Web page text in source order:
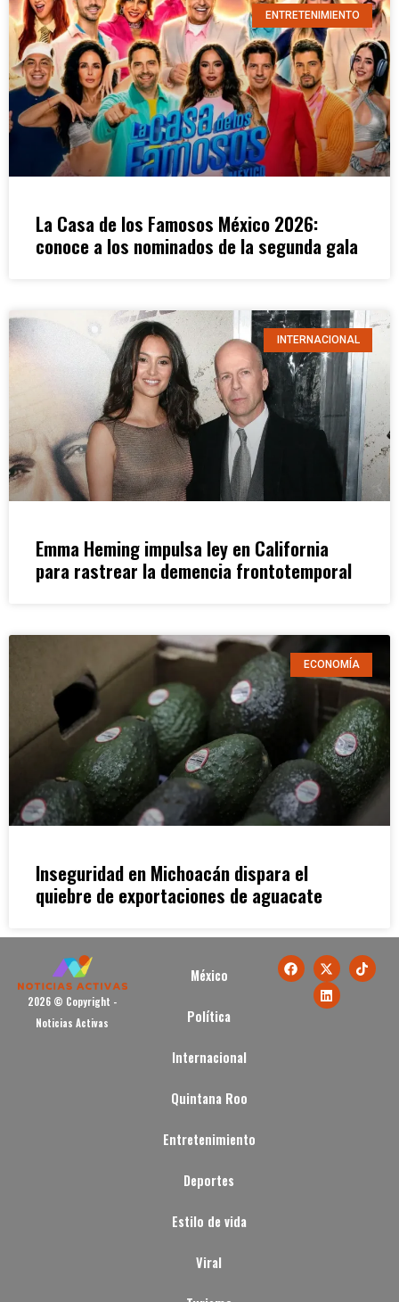
ENTRETENIMIENTO
La Casa de los Famosos México 2026:
conoce a los nominados de la segunda gala
INTERNACIONAL
Emma Heming impulsa ley en California
para rastrear la demencia frontotemporal
ECONOMÍA
Inseguridad en Michoacán dispara el
quiebre de exportaciones de aguacate
2026 © Copyright -
Noticias Activas
México
Política
Internacional
Quintana Roo
Entretenimiento
Deportes
Estilo de vida
Viral